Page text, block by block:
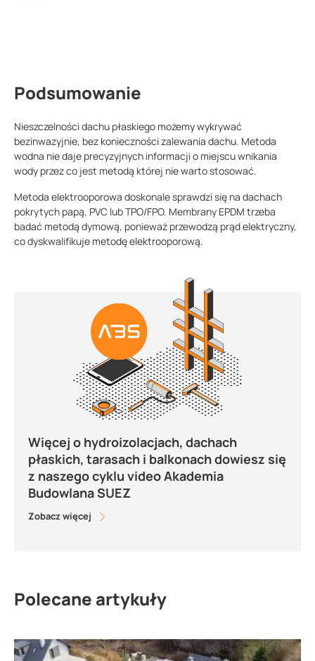
Podsumowanie
Nieszczelności dachu płaskiego możemy wykrywać
bezinwazyjnie, bez konieczności zalewania dachu. Metoda
wodna nie daje precyzyjnych informacji o miejscu wnikania
wody przez co jest metodą której nie warto stosować.
Metoda elektrooporowa doskonale sprawdzi się na dachach
pokrytych papą, PVC lub TPO/FPO. Membrany EPDM trzeba
badać metodą dymową, ponieważ przewodzą prąd elektryczny,
co dyskwalifikuje metodę elektrooporową.
Więcej o hydroizolacjach, dachach
płaskich, tarasach i balkonach dowiesz się
z naszego cyklu video Akademia
Budowlana SUEZ
Zobacz więcej
Polecane artykuły